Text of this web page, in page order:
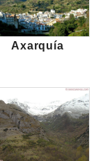
Axarquía